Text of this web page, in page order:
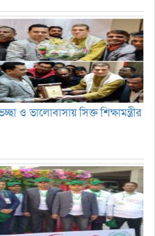
ও ভালোবাসায় সিক্ত শিক্ষামন্ত্রীর